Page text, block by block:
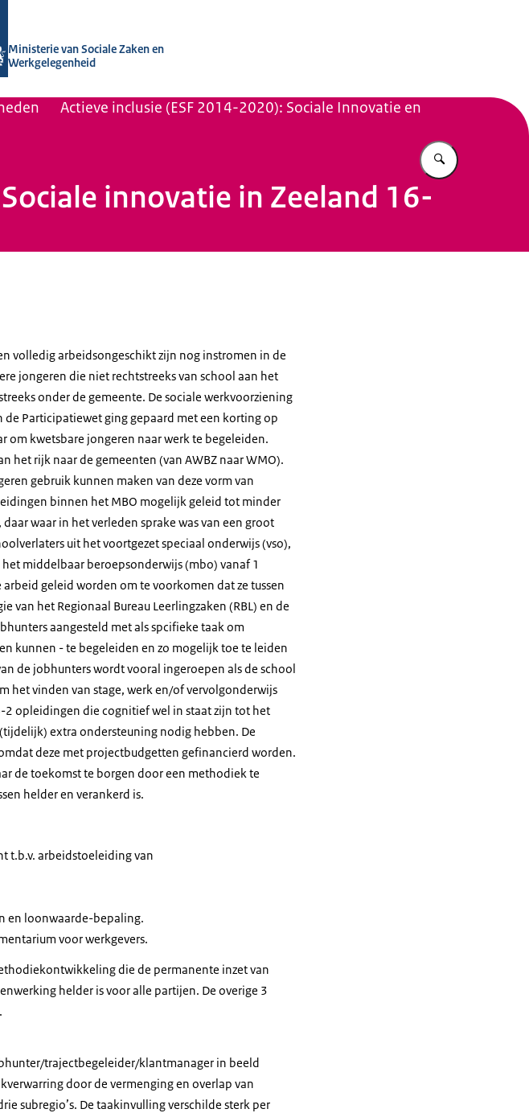
Ministerie van Sociale Zaken en
Werkgelegenheid
Actieve inclusie (ESF 2014-2020): Sociale Innovatie en
innovatie in Zeeland 16-
volledig arbeidsongeschikt zijn nog instromen in de
jongeren die niet rechtstreeks van school aan het
onder de gemeente. De sociale werkvoorziening
de Participatiewet ging gepaard met een korting op
om kwetsbare jongeren naar werk te begeleiden.
het rijk naar de gemeenten (van AWBZ naar WMO).
gebruik kunnen maken van deze vorm van
binnen het MBO mogelijk geleid tot minder
waar in het verleden sprake was van een groot
uit het voortgezet speciaal onderwijs (vso),
middelbaar beroepsonderwijs (mbo) vanaf 1
geleid worden om te voorkomen dat ze tussen
van het Regionaal Bureau Leerlingzaken (RBL) en de
aangesteld met als spcifieke taak om
kunnen - te begeleiden en zo mogelijk toe te leiden
de jobhunters wordt vooral ingeroepen als de school
het vinden van stage, werk en/of vervolgonderwijs
opleidingen die cognitief wel in staat zijn tot het
extra ondersteuning nodig hebben. De
deze met projectbudgetten gefinancierd worden.
de toekomst te borgen door een methodiek te
helder en verankerd is.
t.b.v. arbeidstoeleiding van
en loonwaarde-bepaling.
voor werkgevers.
die de permanente inzet van
helder is voor alle partijen. De overige 3
trajectbegeleider/klantmanager in beeld
door de vermenging en overlap van
subregio’s. De taakinvulling verschilde sterk per